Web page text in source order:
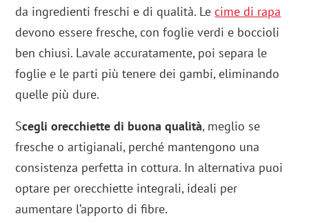
da ingredienti freschi e di qualità. Lecime di rapa
devono essere fresche, con foglie verdi e boccioli
ben chiusi. Lavale accuratamente, poi separa le
foglie e le parti più tenere dei gambi, eliminando
quelle più dure.
Scegli orecchiette di buona qualità, meglio se
fresche o artigianali, perché mantengono una
consistenza perfetta in cottura. In alternativa puoi
optare per orecchiette integrali, ideali per
aumentare l’apporto di fibre.